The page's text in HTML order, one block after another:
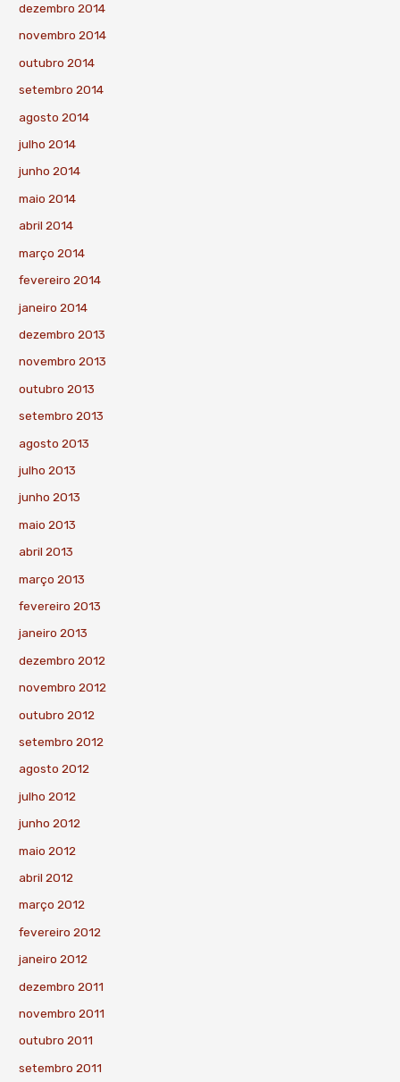
dezembro 2014
novembro 2014
outubro 2014
setembro 2014
agosto 2014
julho 2014
junho 2014
maio 2014
abril 2014
março 2014
fevereiro 2014
janeiro 2014
dezembro 2013
novembro 2013
outubro 2013
setembro 2013
agosto 2013
julho 2013
junho 2013
maio 2013
abril 2013
março 2013
fevereiro 2013
janeiro 2013
dezembro 2012
novembro 2012
outubro 2012
setembro 2012
agosto 2012
julho 2012
junho 2012
maio 2012
abril 2012
março 2012
fevereiro 2012
janeiro 2012
dezembro 2011
novembro 2011
outubro 2011
setembro 2011